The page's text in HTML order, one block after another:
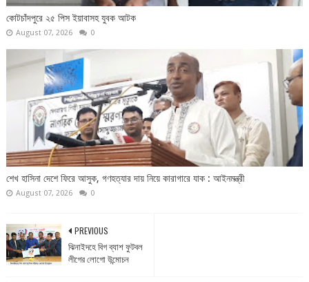
কোটচাঁদপুরে ২৫ পিস ইয়াবাসহ যুবক আটক
August 07, 2026 0
শেখ হাসিনা দেশে ফিরে আসুক, গণহত্যার দায় নিয়ে কারাগারে যাক : আইনমন্ত্রী
August 07, 2026 0
PREVIOUS
ঝিনাইদহে বিগ ব্যাশ ফুটবল
লীগের লোগো উন্মোচন